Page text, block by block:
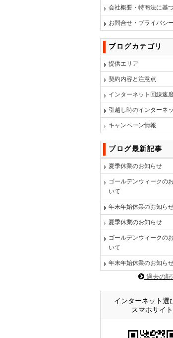
会社概要・特商法に基
お問合せ・プライバシ
ブログカテゴリ
提供エリア
契約内容と注意点
インターネット回線速
引越し時のインターネ
キャンペーン情報
ブログ最新記事
夏季休業のお知らせ
ゴールデンウィークの
いて
年末年始休業のお知ら
夏季休業のお知らせ
ゴールデンウィークの
いて
年末年始休業のお知ら
過去の
インターネット選
スマホサイト